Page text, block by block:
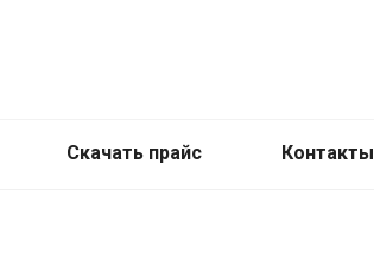
Cкачать прайс Контакты